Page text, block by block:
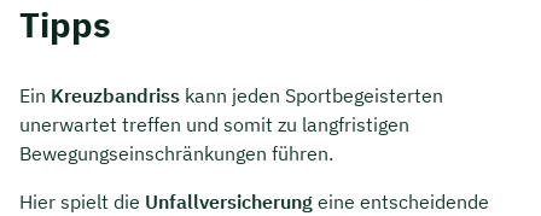
Expats
Über Uns
Tipps
Ein Kreuzbandriss kann jeden Sportbegeisterten
unerwartet treffen und somit zu langfristigen
Bewegungseinschränkungen führen.
Hier spielt die Unfallversicherung eine entscheidende